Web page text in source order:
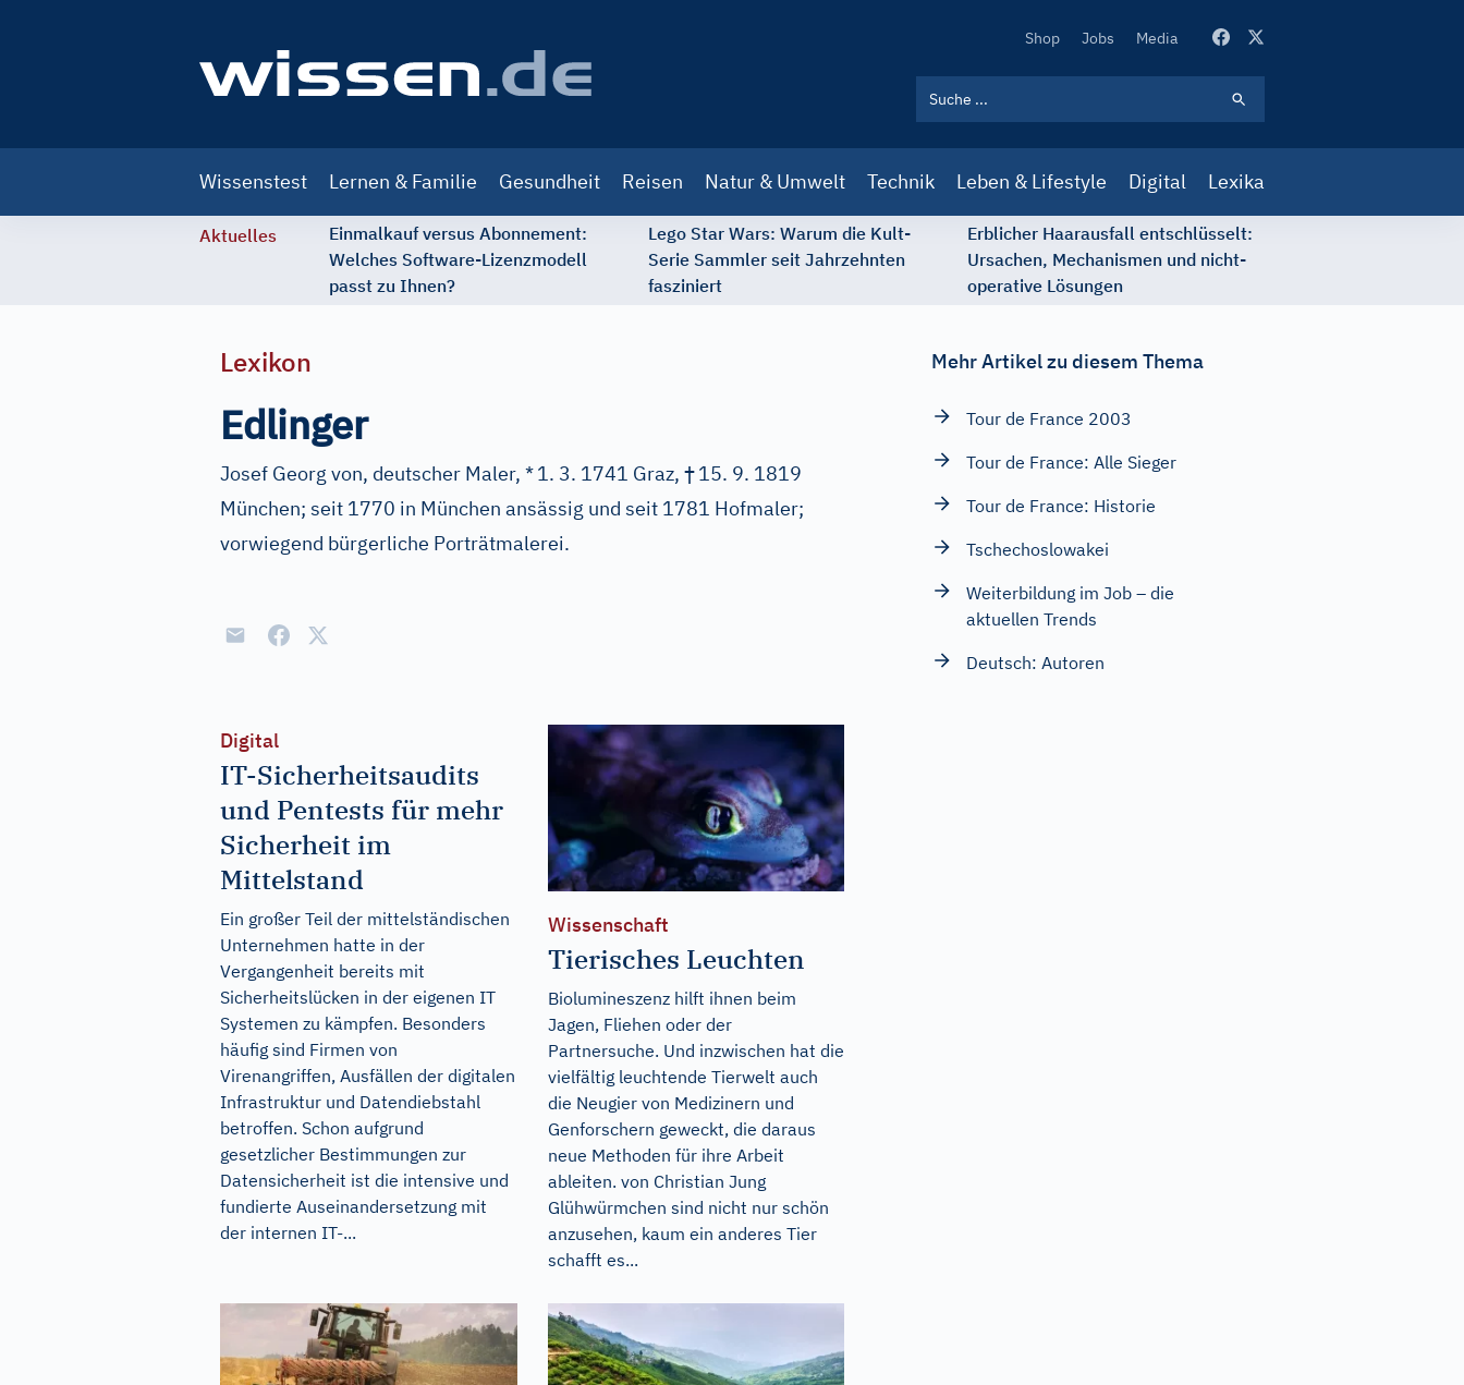
Secondary
Shop Jobs Media
navigation
Wissenstest Lernen & Familie Gesundheit Reisen Natur & Umwelt Technik Leben & Lifestyle Digital Lexika
Aktuelles
Einmalkauf versus Abonnement:
Welches Software-Lizenzmodell
passt zu Ihnen?
Lego Star Wars: Warum die Kult-
Serie Sammler seit Jahrzehnten
fasziniert
Erblicher Haarausfall entschlüsselt:
Ursachen, Mechanismen und nicht-
operative Lösungen
Lexikon
Edlinger
Josef Georg von, deutscher Maler, *1. 3. 1741 Graz, †15. 9. 1819
München; seit 1770 in München ansässig und seit 1781 Hofmaler;
vorwiegend bürgerliche Porträtmalerei.
Digital
IT-Sicherheitsaudits
und Pentests für mehr
Sicherheit im
Mittelstand
Ein großer Teil der mittelständischen
Unternehmen hatte in der
Vergangenheit bereits mit
Sicherheitslücken in der eigenen IT
Systemen zu kämpfen. Besonders
häufig sind Firmen von
Virenangriffen, Ausfällen der digitalen
Infrastruktur und Datendiebstahl
betroffen. Schon aufgrund
gesetzlicher Bestimmungen zur
Datensicherheit ist die intensive und
fundierte Auseinandersetzung mit
der internen IT-...
Wissenschaft
Tierisches Leuchten
Biolumineszenz hilft ihnen beim
Jagen, Fliehen oder der
Partnersuche. Und inzwischen hat die
vielfältig leuchtende Tierwelt auch
die Neugier von Medizinern und
Genforschern geweckt, die daraus
neue Methoden für ihre Arbeit
ableiten. von Christian Jung
Glühwürmchen sind nicht nur schön
anzusehen, kaum ein anderes Tier
schafft es...
Mehr Artikel zu diesem Thema
Tour de France 2003
Tour de France: Alle Sieger
Tour de France: Historie
Tschechoslowakei
Weiterbildung im Job – die
aktuellen Trends
Deutsch: Autoren